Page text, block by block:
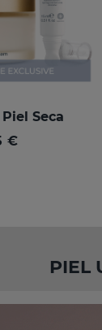
Piel Seca
€
PIEL